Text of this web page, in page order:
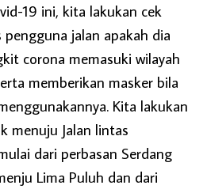
19 ini, kita lakukan cek
jalan apakah dia
corona memasuki wilayah
memberikan masker bila
Kita lakukan
menuju Jalan lintas
dari perbasan Serdang
Lima Puluh dan dari